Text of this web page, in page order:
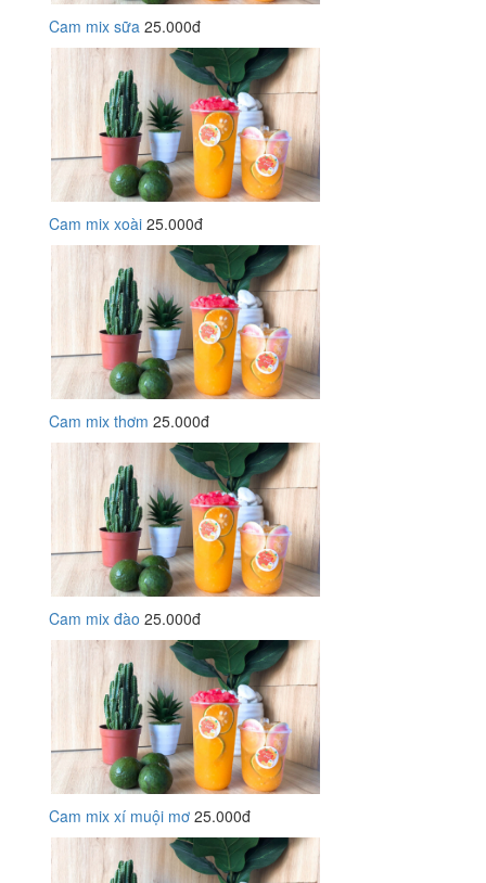
Cam mix sữa 25.000đ
Cam mix xoài 25.000đ
Cam mix thơm 25.000đ
Cam mix đào 25.000đ
Cam mix xí muội mơ 25.000đ